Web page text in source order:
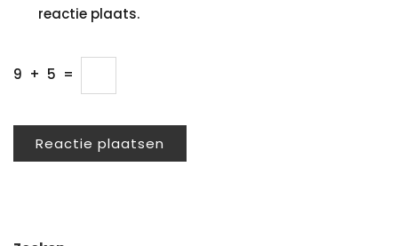
reactie plaats.
9 + 5 =